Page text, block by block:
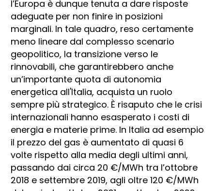
l’Europa è dunque tenuta a dare risposte
adeguate per non finire in posizioni
marginali. In tale quadro, reso certamente
meno lineare dal complesso scenario
geopolitico, la transizione verso le
rinnovabili, che garantirebbero anche
un’importante quota di autonomia
energetica all'Italia, acquista un ruolo
sempre più strategico. È risaputo che le crisi
internazionali hanno esasperato i costi di
energia e materie prime. In Italia ad esempio
il prezzo del gas è aumentato di quasi 6
volte rispetto alla media degli ultimi anni,
passando dai circa 20 €/MWh tra l’ottobre
2018 e settembre 2019, agli oltre 120 €/MWh